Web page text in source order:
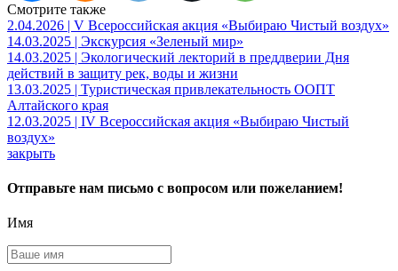
Смотрите также
2.04.2026 | V Всероссийская акция «Выбираю Чистый воздух»
14.03.2025 | Экскурсия «Зеленый мир»
14.03.2025 | Экологический лекторий в преддверии Дня
действий в защиту рек, воды и жизни
13.03.2025 | Туристическая привлекательность ООПТ
Алтайского края
12.03.2025 | IV Всероссийская акция «Выбираю Чистый
воздух»
закрыть
Отправьте нам письмо с вопросом или пожеланием!
Имя